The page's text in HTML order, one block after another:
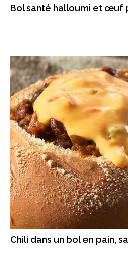
Bol santé halloumi et œuf
Chili dans un bol en pain,